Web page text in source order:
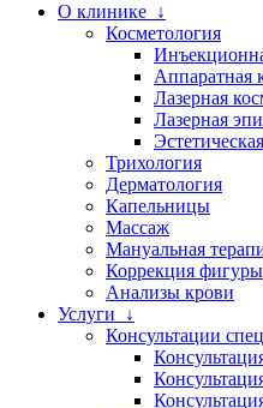
О клинике ↓
Косметология
Аппаратная
Лазерная
Лазерная
Трихология
Дерматология
Капельницы
Массаж
Мануальная
Коррекция фигуры
Анализы крови
Услуги ↓
Консультации